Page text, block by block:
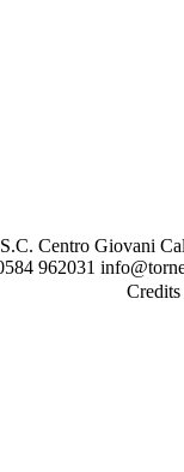
Centro Giovani
962031
Credits